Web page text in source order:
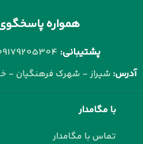
همواره
پشتیبانی: 09179205304
آدرس: شیراز - شهرک فرهنگیان -
با مگامدار
تماس با مگامدار